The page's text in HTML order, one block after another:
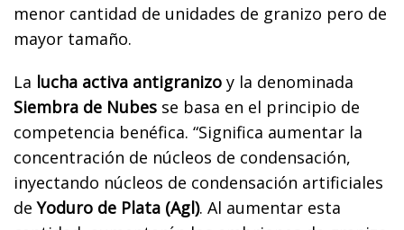
menor cantidad de unidades de granizo pero de
mayor tamaño.
La lucha activa antigranizo y la denominada
Siembra de Nubes se basa en el principio de
competencia benéfica. “Significa aumentar la
concentración de núcleos de condensación,
inyectando núcleos de condensación artificiales
deYoduro de Plata (Agl). Al aumentar esta